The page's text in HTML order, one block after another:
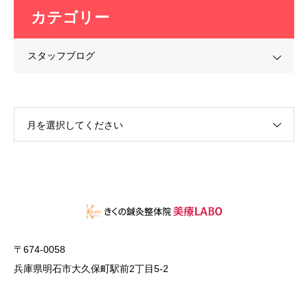
カテゴリー
スタッフブログ
月を選択してください
〒674-0058
兵庫県明石市大久保町駅前2丁目5-2